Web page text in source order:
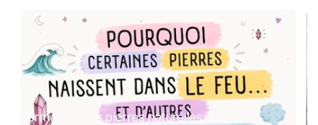
Formation des pierres naturelles : le guide